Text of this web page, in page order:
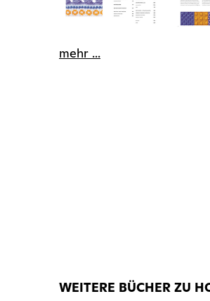
mehr ...
WEITERE BÜCHER ZU